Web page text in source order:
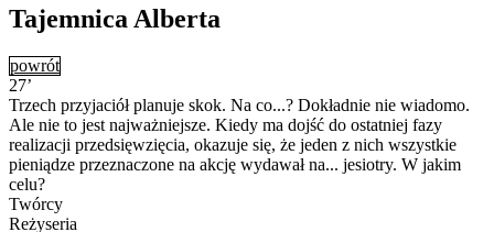
Tajemnica Alberta
powrót
27’
Trzech przyjaciół planuje skok. Na co...? Dokładnie nie wiadomo.
Ale nie to jest najważniejsze. Kiedy ma dojść do ostatniej fazy
realizacji przedsięwzięcia, okazuje się, że jeden z nich wszystkie
pieniądze przeznaczone na akcję wydawał na... jesiotry. W jakim
celu?
Twórcy
Reżyseria